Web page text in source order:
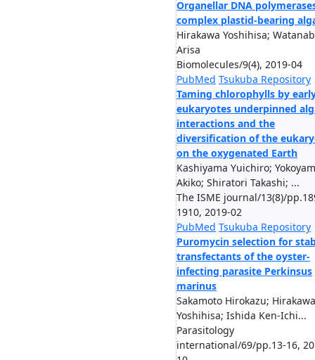
Organellar DNA
complex plastid-bearing
Hirakawa Yoshihisa;
Arisa
Biomolecules/9(4), 2019-04
PubMed Tsukuba Repository
Taming chlorophylls by
eukaryotes underpinned
interactions and the
diversification of the
on the oxygenated Earth
Kashiyama Yuichiro;
Akiko; Shiratori Takashi; ...
The ISME journal/13(8)/
1910, 2019-02
PubMed Tsukuba Repository
Puromycin selection for
transfectants of the oyster-
infecting parasite Perkinsus
marinus
Sakamoto Hirokazu; Hirakawa
Yoshihisa; Ishida Ken-Ichi...
Parasitology
international/69/pp.13-16,